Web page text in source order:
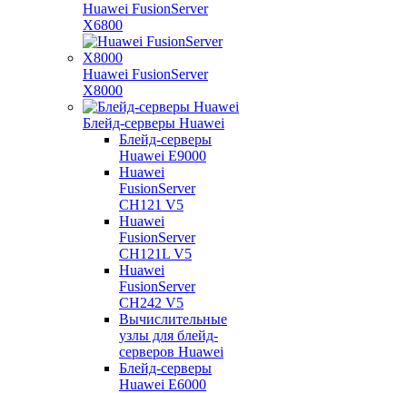
Huawei FusionServer
X6800
Huawei FusionServer
X8000
Блейд-серверы Huawei
Блейд-серверы
Huawei E9000
Huawei
FusionServer
CH121 V5
Huawei
FusionServer
CH121L V5
Huawei
FusionServer
CH242 V5
Вычислительные
узлы для блейд-
серверов Huawei
Блейд-серверы
Huawei E6000